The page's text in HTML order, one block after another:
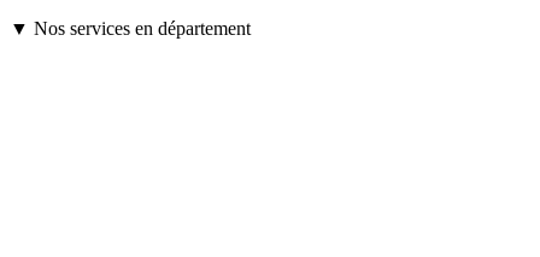
▼ Nos services en département